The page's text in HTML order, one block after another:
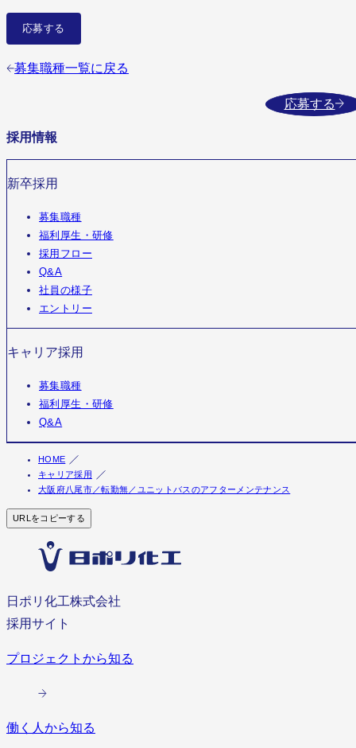
応募する
募集職種一覧に戻る
応募する
採用情報
新卒採用
募集職種
福利厚生・研修
採用フロー
Q&A
社員の様子
エントリー
キャリア採用
募集職種
福利厚生・研修
Q&A
HOME
キャリア採用
大阪府八尾市／転勤無／ユニットバスのアフターメンテナンス
URLをコピーする
日ポリ化工株式会社
採用サイト
プロジェクトから知る
働く人から知る